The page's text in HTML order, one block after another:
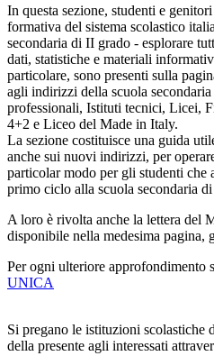
In questa sezione, studenti e
formativa del sistema scolastico
secondaria di II grado - esplorare
dati, statistiche e materiali
particolare, sono presenti sulla
agli indirizzi della scuola
professionali, Istituti tecnici, Licei,
4+2 e Liceo del Made in Italy.
La sezione costituisce una guida
anche sui nuovi indirizzi, per
particolar modo per gli studenti che
primo ciclo alla scuola secondaria
A loro è rivolta anche la lettera del
disponibile nella medesima pagina,
Per ogni ulteriore approfondimento
UNICA
Si pregano le istituzioni scolastiche
della presente agli interessati